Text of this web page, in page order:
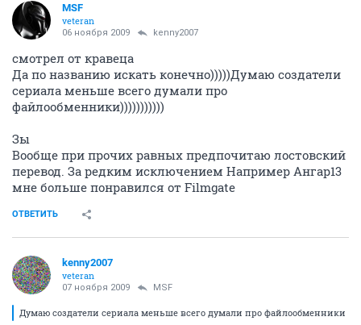
MSF
veteran
06 ноября 2009 kenny2007
смотрел от кравеца
Да по названию искать конечно)))))Думаю создатели
сериала меньше всего думали про
файлообменники)))))))))))
Зы
Вообще при прочих равных предпочитаю лостовский
перевод. За редким исключением Например Ангар13
мне больше понравился от Filmgate
ОТВЕТИТЬ
kenny2007
veteran
07 ноября 2009 MSF
Думаю создатели сериала меньше всего думали про файлообменники